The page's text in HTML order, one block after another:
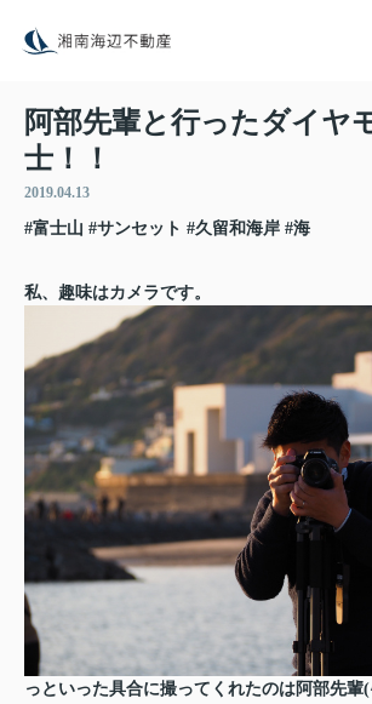
阿部先輩と行ったダイヤ
士！！
2019.04.13
#富士山 #サンセット #久留和海岸 #海
私、趣味はカメラです。
っといった具合に撮ってくれたのは阿部先輩